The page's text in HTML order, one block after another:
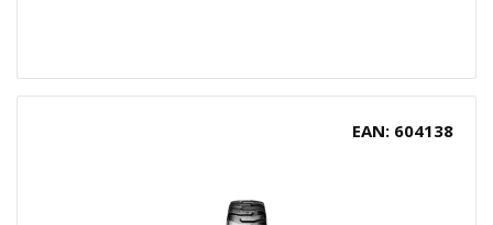
EAN: 604138